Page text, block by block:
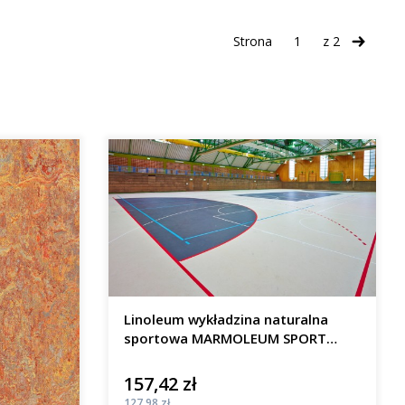
Strona z 2
Linoleum wykładzina naturalna
sportowa MARMOLEUM SPORT
Cena
157,42 zł
Cena